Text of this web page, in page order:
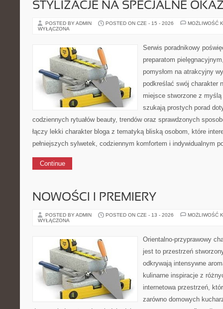
STYLIZACJE NA SPECJALNE
POSTED BY ADMIN POSTED ON CZE - 15 - 2026
MOŻLIWOŚĆ
WYŁĄCZONA
Serwis poradnikowy
preparatom
pomysłom na atrakcyjny
podkreślać swój charakter
miejsce stworzone z
szukają prostych porad
codziennych rytuałów beauty, trendów oraz sprawdzonych
łączy lekki charakter bloga z tematyką bliską osobom, które
pełniejszych sylwetek, codziennym komfortem i indywidualnym
Continue
NOWOŚCI I PREMIERY
POSTED BY ADMIN POSTED ON CZE - 13 - 2026
MOŻLIWOŚĆ
WYŁĄCZONA
Orientalno-przyprawowy
jest to przestrzeń
odkrywają intensywne
kulinarne inspiracje z
internetowa przestrzeń,
zarówno domowych